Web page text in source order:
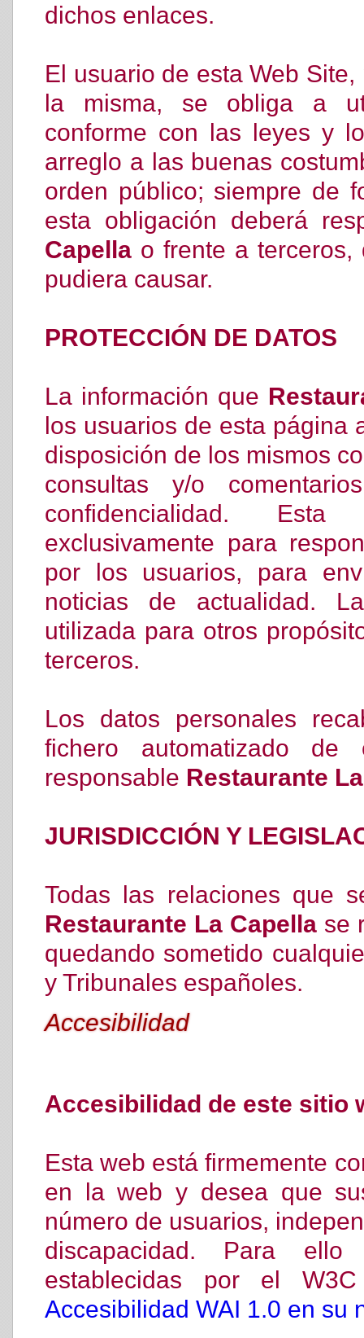
dichos enlaces.
El usuario de esta Web
la misma, se obliga a
conforme con las leyes y
arreglo a las buenas
orden público; siempre de
esta obligación deberá
Capella o frente a
pudiera causar.
PROTECCIÓN DE DATOS
La información que
los usuarios de esta página
disposición de los mismos
consultas y/o
confidencialidad.
exclusivamente para
por los usuarios, para
noticias de actualidad.
utilizada para otros
terceros.
Los datos personales
fichero automatizado
responsable Restaurante
JURISDICCIÓN Y
Todas las relaciones que
Restaurante La Capellase
quedando sometido
y Tribunales españoles.
Accesibilidad
Accesibilidad de este sitio
Esta web está firmemente
en la web y desea que
número de usuarios,
discapacidad. Para ello
establecidas por el
Accesibilidad WAI 1.0 en su